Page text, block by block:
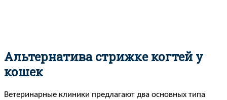
Альтернатива стрижке когтей у
кошек
Ветеринарные клиники предлагают два основных типа